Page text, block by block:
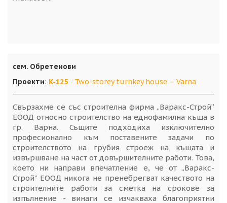
сем. Обретенови
Проекти: K-125 - Two-storey turnkey house – Varna
Свързахме се със строителна фирма „Варакс-Строй“
ЕООД относно строителство на еднофамилна къща в
гр. Варна. Същите подходиха изключително
професионално към поставените задачи по
строителството на грубия строеж на къщата и
извършване на част от довършителните работи. Това,
което ни направи впечатление е, че от „Варакс-
Строй” ЕООД никога не пренебрегват качеството на
строителните работи за сметка на срокове за
изпълнение - винаги се изчакваха благоприятни